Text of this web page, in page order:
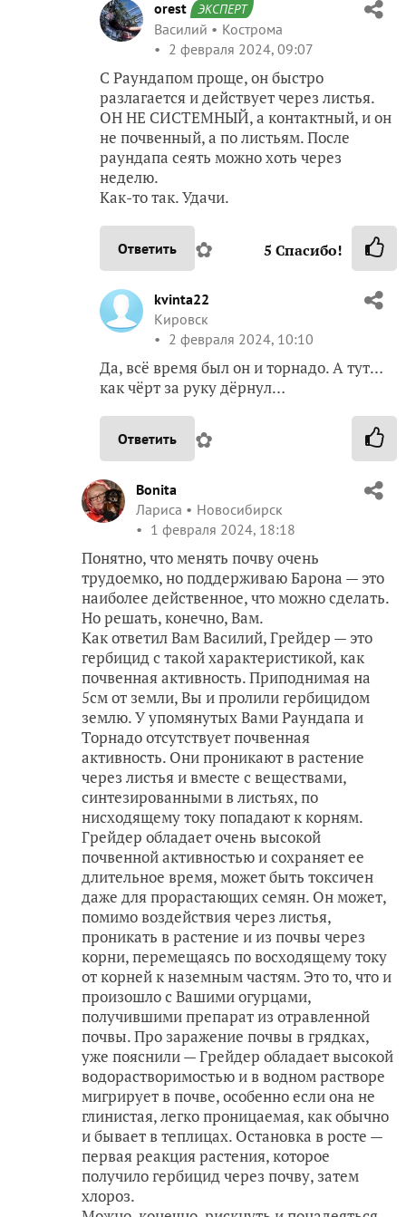
orest ЭКСПЕРТ
Василий
Кострома
2 февраля 2024, 09:07
С Раундапом проще, он быстро
разлагается и действует через листья.
ОН НЕ СИСТЕМНЫЙ, а контактный, и он
не почвенный, а по листьям. После
раундапа сеять можно хоть через
неделю.
Как-то так. Удачи.
Ответить ✿ 5 Спасибо!
kvinta22
Кировск
2 февраля 2024, 10:10
Да, всё время был он и торнадо. А тут…
как чёрт за руку дёрнул…
Ответить ✿
Bonita
Лариса
Новосибирск
1 февраля 2024, 18:18
Понятно, что менять почву очень
трудоемко, но поддерживаю Барона — это
наиболее действенное, что можно сделать.
Но решать, конечно, Вам.
Как ответил Вам Василий, Грейдер — это
гербицид с такой характеристикой, как
почвенная активность. Приподнимая на
5см от земли, Вы и пролили гербицидом
землю. У упомянутых Вами Раундапа и
Торнадо отсутствует почвенная
активность. Они проникают в растение
через листья и вместе с веществами,
синтезированными в листьях, по
нисходящему току попадают к корням.
Грейдер обладает очень высокой
почвенной активностью и сохраняет ее
длительное время, может быть токсичен
даже для прорастающих семян. Он может,
помимо воздействия через листья,
проникать в растение и из почвы через
корни, перемещаясь по восходящему току
от корней к наземным частям. Это то, что и
произошло с Вашими огурцами,
получившими препарат из отравленной
почвы. Про заражение почвы в грядках,
уже пояснили — Грейдер обладает высокой
водорастворимостью и в водном растворе
мигрирует в почве, особенно если она не
глинистая, легко проницаемая, как обычно
и бывает в теплицах. Остановка в росте —
первая реакция растения, которое
получило гербицид через почву, затем
хлороз.